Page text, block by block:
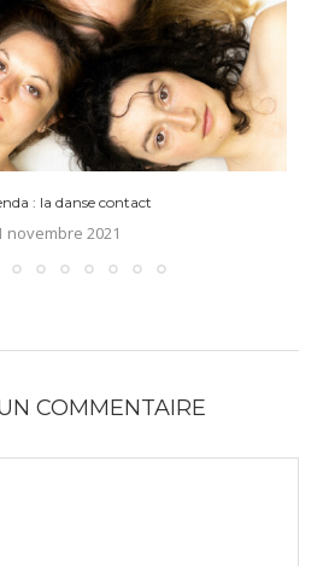
: la danse contact
novembre 2021
COMMENTAIRE